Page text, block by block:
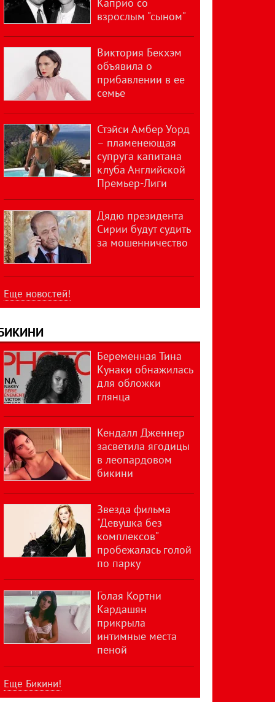
взрослым "сыном"
Виктория Бекхэм
объявила о
прибавлении в ее
семье
Стэйси Амбер Уорд
– пламенеющая
супруга капитана
клуба Английской
Премьер-Лиги
Дядю президента
Сирии будут судить
за мошенничество
Еще новостей!
Беременная Тина
Кунаки обнажилась
для обложки
глянца
Кендалл Дженнер
засветила ягодицы
в леопардовом
бикини
Звезда фильма
"Девушка без
комплексов"
пробежалась голой
по парку
Голая Кортни
Кардашян
прикрыла
интимные места
пеной
Еще Бикини!